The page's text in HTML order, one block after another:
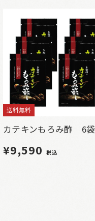
送料無料
カテキンもろみ酢 6袋
¥9,590 税込